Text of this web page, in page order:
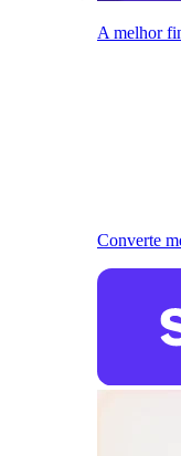
A melhor
Converte